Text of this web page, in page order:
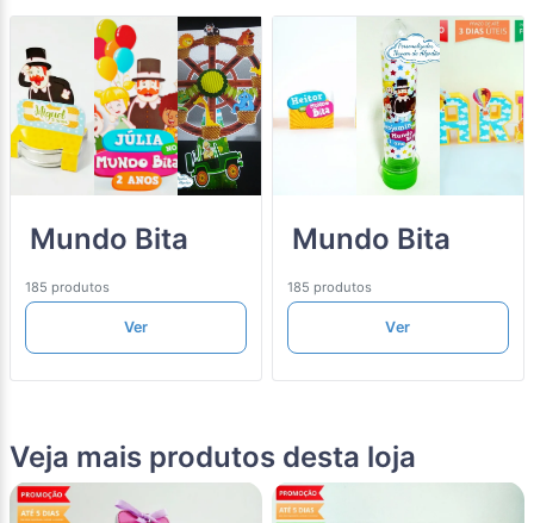
Mundo Bita
185 produtos
Ver
Mundo Bita
185 produtos
Ver
Veja mais produtos desta loja